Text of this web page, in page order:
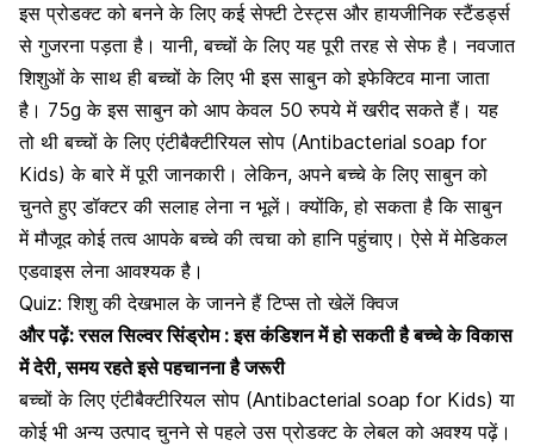
इस प्रोडक्ट को बनने के लिए कई सेफ्टी टेस्ट्स और हायजीनिक स्टैंडर्ड्स
से गुजरना पड़ता है। यानी, बच्चों के लिए यह पूरी तरह से सेफ है। नवजात
शिशुओं के साथ ही बच्चों के लिए भी इस साबुन को इफेक्टिव माना जाता
है। 75g के इस साबुन को आप केवल 50 रुपये में खरीद सकते हैं। यह
तो थी बच्चों के लिए एंटीबैक्टीरियल सोप (Antibacterial soap for
Kids) के बारे में पूरी जानकारी। लेकिन, अपने बच्चे के लिएसाबुन को
चुनते हुए डॉक्टर की सलाह लेना न भूलें। क्योंकि, हो सकता है कि साबुन
में मौजूद कोई तत्व आपके बच्चे की त्वचा को हानि पहुंचाए। ऐसे में मेडिकल
एडवाइस लेना आवश्यक है।
Quiz: शिशु की देखभाल के जानने हैं टिप्स तो खेलें क्विज
और पढ़ें:रसल सिल्वर सिंड्रोम : इस कंडिशन में हो सकती है बच्चे के विकास
में देरी, समय रहते इसे पहचानना है जरूरी
बच्चों के लिए एंटीबैक्टीरियल सोप (Antibacterial soap for Kids) या
कोई भी अन्य उत्पाद चुनने से पहले उस प्रोडक्ट के लेबल को अवश्य पढ़ें।